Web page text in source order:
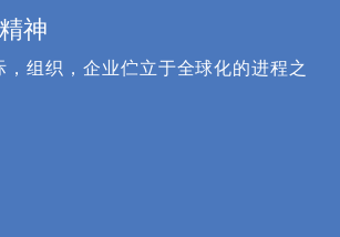
神
组织，企业伫立于全球化的进程之